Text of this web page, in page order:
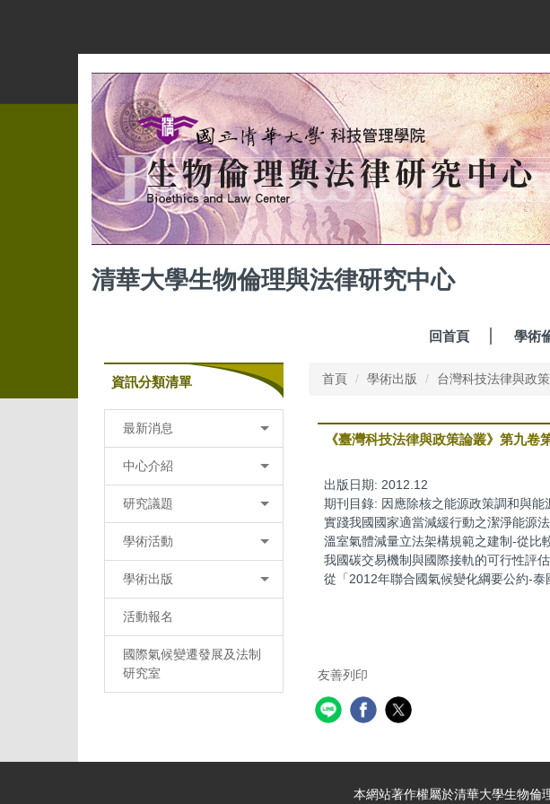
容
清華大學生物倫理與法律研究中心
回首頁 學術
資訊分類清單
最新消息
中心介紹
研究議題
學術活動
學術出版
活動報名
國際氣候變遷發展及法制
研究室
首頁 學術出版 台灣科技法律與政
《臺灣科技法律與政策論叢》第九卷
出版日期: 2012.12
期刊目錄: 因應除核之能源政策調和與
實踐我國國家適當減緩行動之潔淨能源
溫室氣體減量立法架構規範之建制-從比
我國碳交易機制與國際接軌的可行性評
從「2012年聯合國氣候變化綱要公約-
友善列印
本網站著作權屬於清華大學生物倫